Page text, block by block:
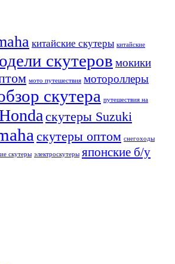
китайские скутеры китайские
скутеров мокики
мото путешествия мотороллеры
скутера путешествия на
скутеры Suzuki
скутеры оптом снегоходы
скутеры электроскутеры японские б/у